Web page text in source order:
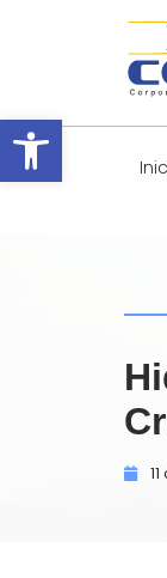
Abrir